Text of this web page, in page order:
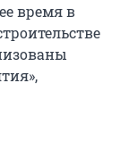
время в